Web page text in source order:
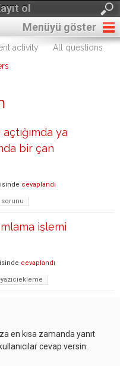
ol
Menüyü göster
activity
All questions
ya
bir çan
cevaplandı
sorunu
işlemi
cevaplandı
en kısa zamanda yanıt
cevap versin.